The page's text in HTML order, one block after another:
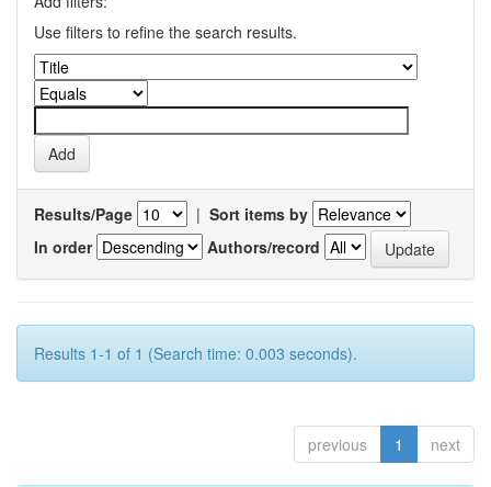
Use filters to refine the search results.
Results/Page | Sort items by
In order
Authors/record
Results 1-1 of 1 (Search time: 0.003 seconds).
previous 1 next